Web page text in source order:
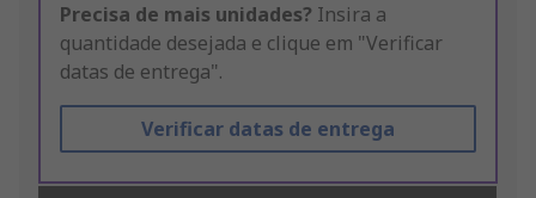
Precisa de mais unidades? Insira a
quantidade desejada e clique em "Verificar
datas de entrega".
Verificar datas de entrega